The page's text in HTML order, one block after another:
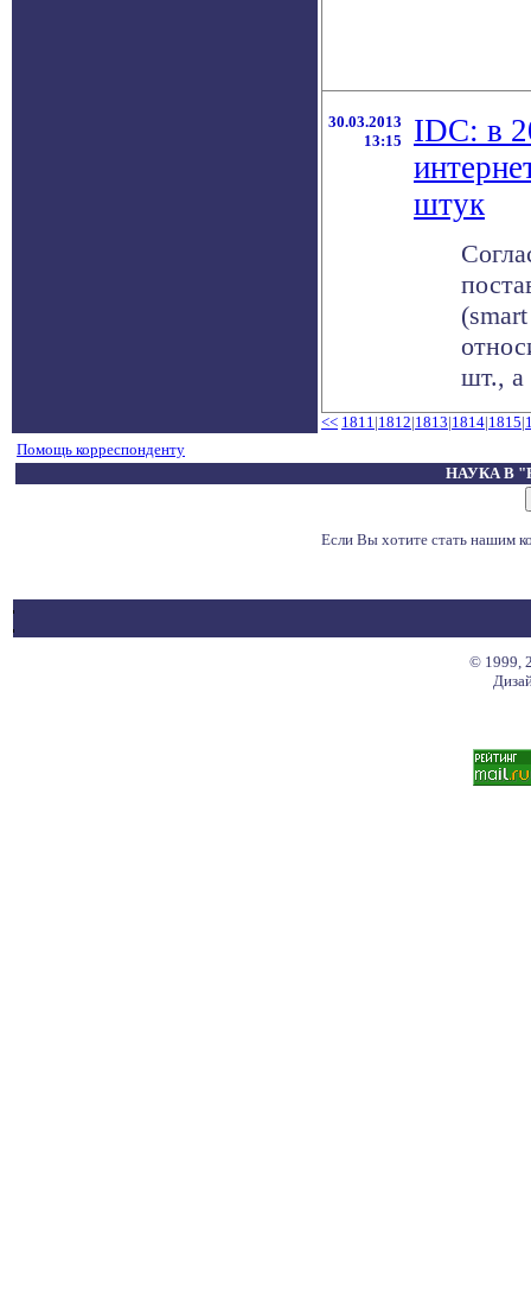
30.03.2013
13:15
IDC: в
штук
шт., а
<< 1811|1812|1813|1814|1815|
Помощь корреспонденту
НАУКА В
Если Вы хотите стать нашим
© 1999,